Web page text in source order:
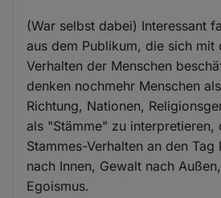
(War selbst dabei) Interessant
aus dem Publikum, die sich mit
Verhalten der Menschen
denken nochmehr Menschen
Richtung, Nationen,
als "Stämme" zu interpretieren,
Stammes-Verhalten an den
nach Innen, Gewalt nach
Egoismus.